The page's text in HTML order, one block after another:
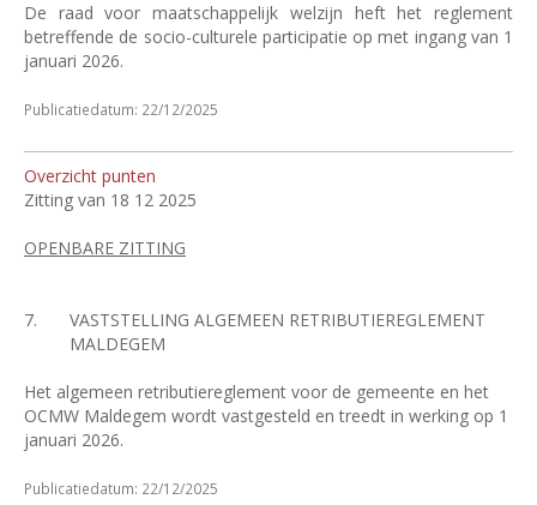
De raad voor maatschappelijk welzijn heft het reglement
betreffende de socio-culturele participatie op met ingang van 1
januari 2026.
Publicatiedatum: 22/12/2025
Overzicht punten
Zitting van 18 12 2025
OPENBARE ZITTING
7.
VASTSTELLING ALGEMEEN RETRIBUTIEREGLEMENT
MALDEGEM
Het algemeen retributiereglement voor de gemeente en het
OCMW Maldegem wordt vastgesteld en treedt in werking op 1
januari 2026.
Publicatiedatum: 22/12/2025